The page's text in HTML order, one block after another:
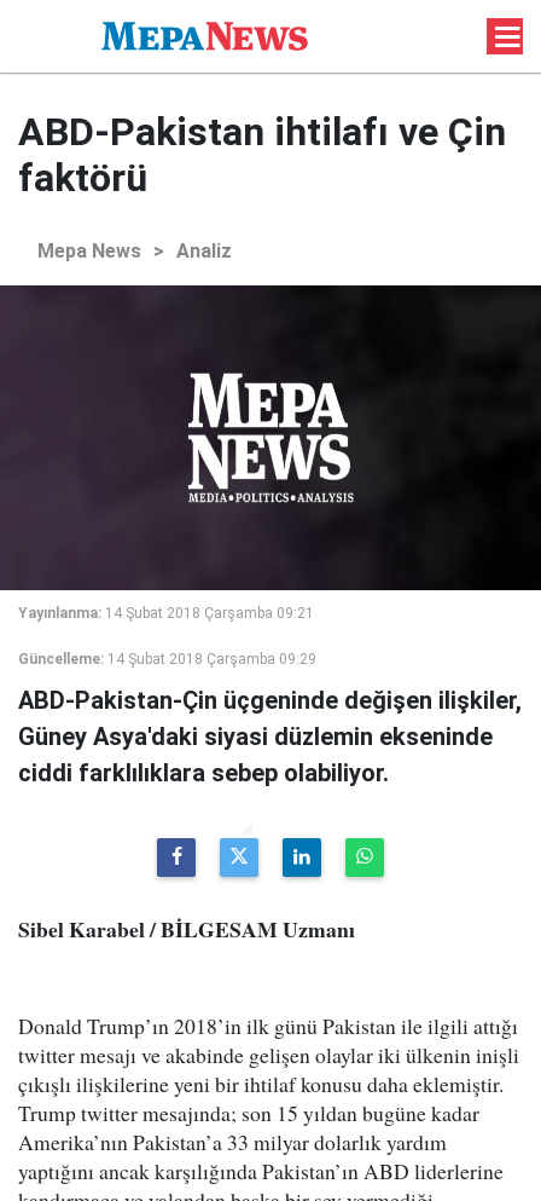
ABD-Pakistan ihtilafı ve Çin
faktörü
Mepa News > Analiz
Yayınlanma: 14 Şubat 2018 Çarşamba 09:21
Güncelleme: 14 Şubat 2018 Çarşamba 09:29
ABD-Pakistan-Çin üçgeninde değişen ilişkiler,
Güney Asya'daki siyasi düzlemin ekseninde
ciddi farklılıklara sebep olabiliyor.
Sibel Karabel / BİLGESAM Uzmanı
Donald Trump’ın 2018’in ilk günü Pakistan ile ilgili attığı
twitter mesajı ve akabinde gelişen olaylar iki ülkenin inişli
çıkışlı ilişkilerine yeni bir ihtilaf konusu daha eklemiştir.
Trump twitter mesajında; son 15 yıldan bugüne kadar
Amerika’nın Pakistan’a 33 milyar dolarlık yardım
yaptığını ancak karşılığında Pakistan’ın ABD liderlerine